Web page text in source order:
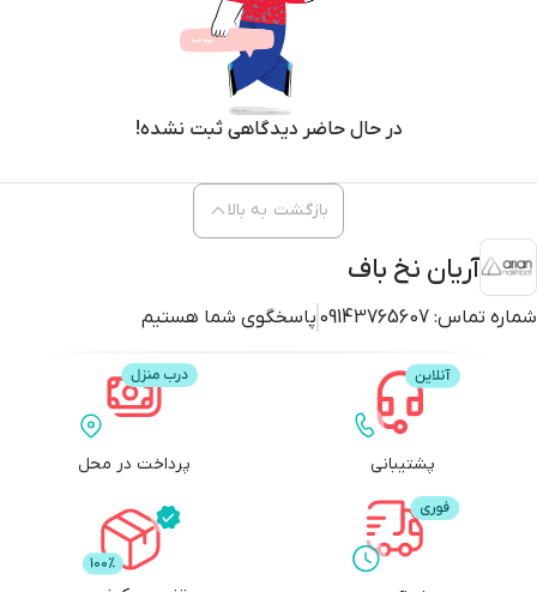
در حال حاضر دیدگاهی ثبت نشده!
آریان نخ باف
شماره تماس: 09143765607 پاسخگوی شما هستیم
بازگشت به بالا
پشتیبانی پرداخت در محل